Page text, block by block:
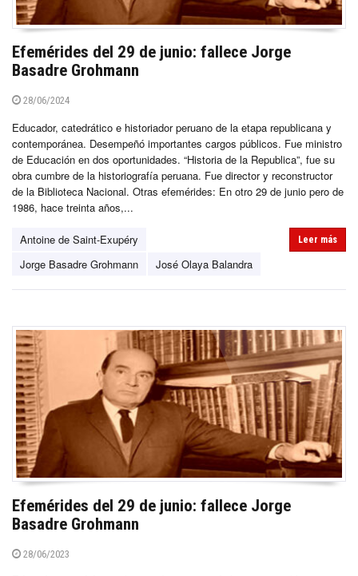
Efemérides del 29 de junio: fallece Jorge
Basadre Grohmann
28/06/2024
Educador, catedrático e historiador peruano de la etapa republicana y
contemporánea. Desempeñó importantes cargos públicos. Fue ministro
de Educación en dos oportunidades. “Historia de la Republica”, fue su
obra cumbre de la historiografía peruana. Fue director y reconstructor
de la Biblioteca Nacional. Otras efemérides: En otro 29 de junio pero de
1986, hace treinta años,...
Antoine de Saint-Exupéry
Jorge Basadre Grohmann
José Olaya Balandra
Leer más
Efemérides del 29 de junio: fallece Jorge
Basadre Grohmann
28/06/2023